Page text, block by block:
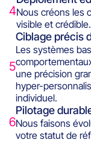
4Nous créons les
visible et crédible.
5
Ciblage précis
Les systèmes
une précision
hyper-
individuel.
6
Pilotage
Nous faisons
votre statut de